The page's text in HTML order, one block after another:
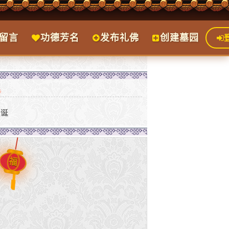
言 功德芳名 发布礼佛 创建墓园
福